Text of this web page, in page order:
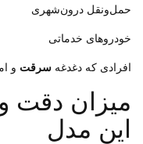
حمل‌ونقل درون‌شهری
خودروهای خدماتی
افرادی که دغدغه سرقت و
این مدل